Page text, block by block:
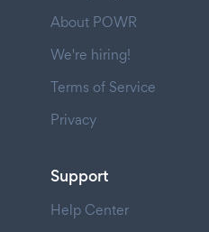
About POWR
We're hiring!
Terms of Service
Privacy
Support
Help Center